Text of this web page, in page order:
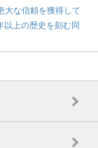
大な信頼を獲得して
以上の歴史を刻む同